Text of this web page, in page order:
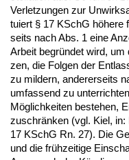
Ver­let­zun­gen zur
tu­iert § 17 KSchG höhe­re
seits nach Abs. 1 ei­ne
Ar­beit be­gründet wird,
zen, die Fol­gen der
zu mil­dern, an­de­rer­seits
um­fas­send zu
Möglich­kei­ten be­ste­hen,
zu­schränken (vgl. Kiel, in:
17 KSchG Rn. 27). Die
und die frühzei­ti­ge